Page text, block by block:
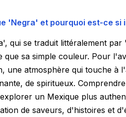
'Negra' et pourquoi est-ce si
qui se traduit littéralement
que sa simple couleur. Pour
une atmosphère qui touche à
de spiritueux.
un Mexique plus
de saveurs, d'histoires et